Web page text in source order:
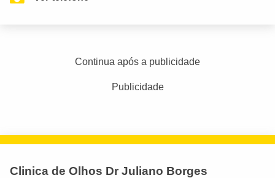
Continua após a publicidade
Publicidade
Clinica de Olhos Dr Juliano Borges